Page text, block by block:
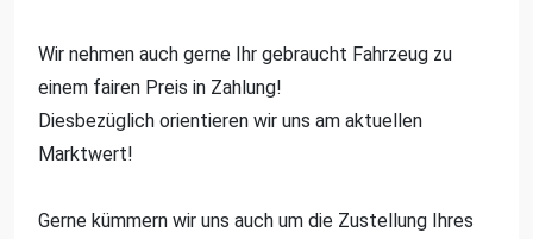
Wir nehmen auch gerne Ihr gebraucht Fahrzeug zu
einem fairen Preis in Zahlung!
Diesbezüglich orientieren wir uns am aktuellen
Marktwert!
Gerne kümmern wir uns auch um die Zustellung Ihres